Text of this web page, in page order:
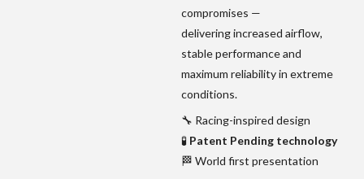
compromises —
delivering increased airflow,
stable performance and
maximum reliability in extreme
conditions.
🔧 Racing-inspired design
🧪 Patent Pending technology
🏁 World first presentation